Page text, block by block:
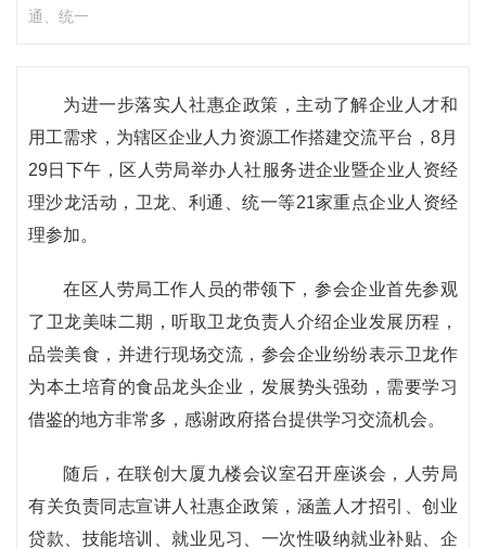
通、统一
为进一步落实人社惠企政策，主动了解企业人才和
用工需求，为辖区企业人力资源工作搭建交流平台，8月
29日下午，区人劳局举办人社服务进企业暨企业人资经
理沙龙活动，卫龙、利通、统一等21家重点企业人资经
理参加。
在区人劳局工作人员的带领下，参会企业首先参观
了卫龙美味二期，听取卫龙负责人介绍企业发展历程，
品尝美食，并进行现场交流，参会企业纷纷表示卫龙作
为本土培育的食品龙头企业，发展势头强劲，需要学习
借鉴的地方非常多，感谢政府搭台提供学习交流机会。
随后，在联创大厦九楼会议室召开座谈会，人劳局
有关负责同志宣讲人社惠企政策，涵盖人才招引、创业
贷款、技能培训、就业见习、一次性吸纳就业补贴、企